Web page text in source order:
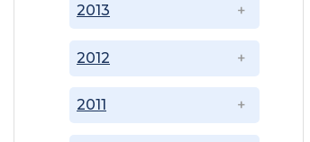
2011
2012
2013